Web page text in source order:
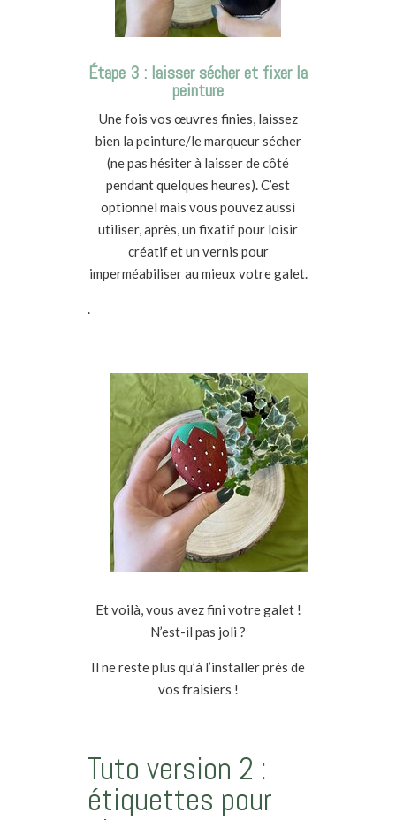
Étape 3 : laisser sécher et fixer la
peinture
Une fois vos œuvres finies, laissez
bien la peinture/le marqueur sécher
(ne pas hésiter à laisser de côté
pendant quelques heures). C’est
optionnel mais vous pouvez aussi
utiliser, après, un fixatif pour loisir
créatif et un vernis pour
imperméabiliser au mieux votre galet.
.
Et voilà, vous avez fini votre galet !
N’est-il pas joli ?
Il ne reste plus qu’à l’installer près de
vos fraisiers !
Tuto version 2 :
étiquettes pour